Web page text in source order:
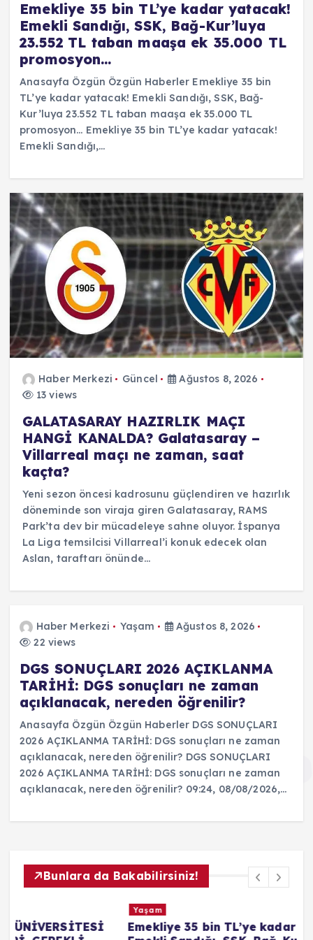
Emekliye 35 bin TL’ye kadar yatacak!
Emekli Sandığı, SSK, Bağ-Kur’luya
23.552 TL taban maaşa ek 35.000 TL
promosyon…
Anasayfa Özgün Özgün Haberler Emekliye 35 bin
TL’ye kadar yatacak! Emekli Sandığı, SSK, Bağ-
Kur’luya 23.552 TL taban maaşa ek 35.000 TL
promosyon… Emekliye 35 bin TL’ye kadar yatacak!
Emekli Sandığı,…
Haber Merkezi Güncel
Ağustos 8, 2026
13 views
GALATASARAY HAZIRLIK MAÇI
HANGİ KANALDA? Galatasaray –
Villarreal maçı ne zaman, saat
kaçta?
Yeni sezon öncesi kadrosunu güçlendiren ve hazırlık
döneminde son viraja giren Galatasaray, RAMS
Park’ta dev bir mücadeleye sahne oluyor. İspanya
La Liga temsilcisi Villarreal’i konuk edecek olan
Aslan, taraftarı önünde…
Haber Merkezi Yaşam
Ağustos 8, 2026
22 views
DGS SONUÇLARI 2026 AÇIKLANMA
TARİHİ: DGS sonuçları ne zaman
açıklanacak, nereden öğrenilir?
Anasayfa Özgün Özgün Haberler DGS SONUÇLARI
2026 AÇIKLANMA TARİHİ: DGS sonuçları ne zaman
açıklanacak, nereden öğrenilir? DGS SONUÇLARI
2026 AÇIKLANMA TARİHİ: DGS sonuçları ne zaman
açıklanacak, nereden öğrenilir? 09:24, 08/08/2026,…
Bunlara da Bakabilirsiniz!
Emekliye 35 bin TL’ye kadar yatacak!